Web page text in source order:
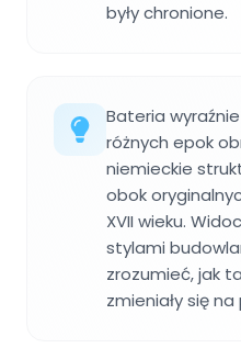
były chronione.
Bateria
różnych epok
niemieckie
obok
XVII wieku.
stylami
zrozumieć, jak
zmieniały się